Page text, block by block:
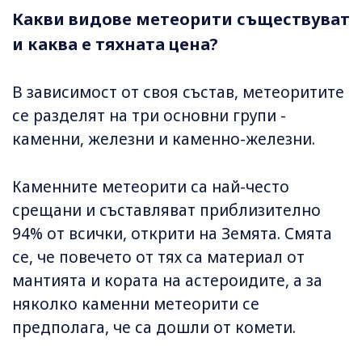
Какви видове метеорити съществуват
и каква е тяхната цена?
В зависимост от своя състав, метеоритите
се разделят на три основни групи -
каменни, железни и каменно-железни.
Каменните метеорити са най-често
срещани и съставляват приблизително
94% от всички, открити на Земята. Смята
се, че повечето от тях са материал от
мантията и кората на астероидите, а за
няколко каменни метеорити се
предполага, че са дошли от комети.